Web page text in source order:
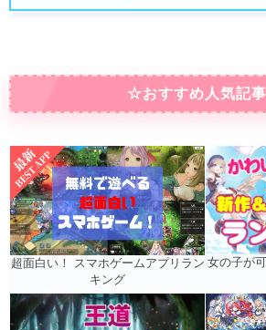
☆おすすめ人気記
超面白い！ スマホゲームアプリラン
キング
女の子が